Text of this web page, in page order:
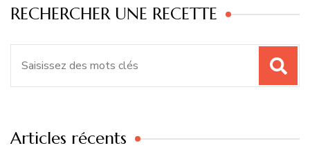
RECHERCHER UNE RECETTE
Articles récents